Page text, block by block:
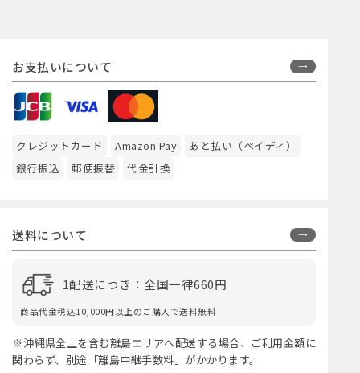
お支払いについて
クレジットカード Amazon Pay
あと払い（ペイディ）
銀行振込
郵便振替 代金引換
送料について
1配送につき：全国一律660円
商品代金税込10,000円以上のご購入で送料無料
※沖縄県全土を含む離島エリアへ配送する場合、ご利用金額に
関わらず、別途「離島中継手数料」がかかります。